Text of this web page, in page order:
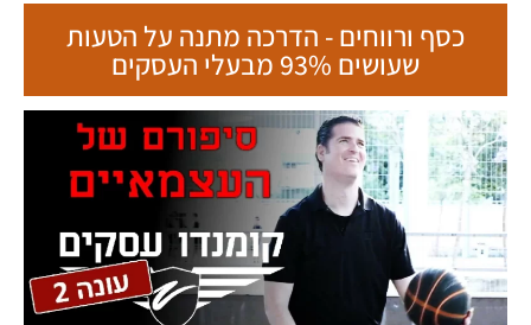
כסף ורווחים - הדרכה מתנה על הטעות
שעושים 93% מבעלי העסקים